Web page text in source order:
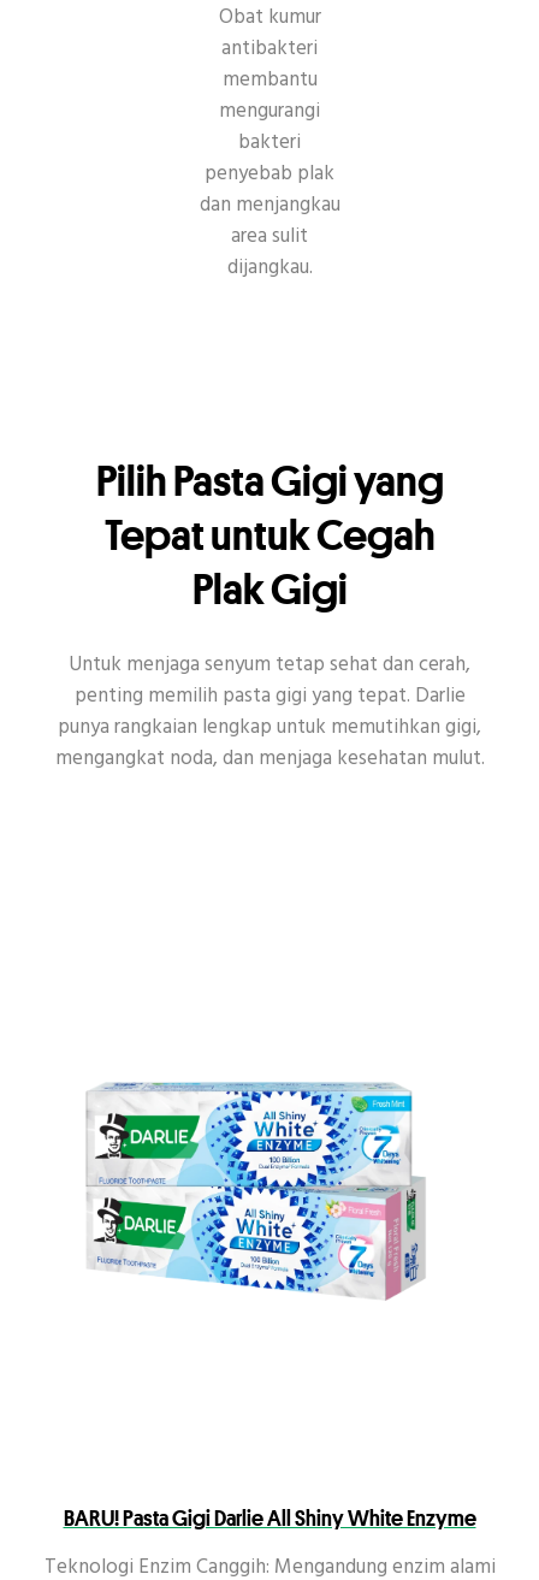
Obat kumur
antibakteri
membantu
mengurangi
bakteri
penyebab plak
dan menjangkau
area sulit
dijangkau.
Pilih Pasta Gigi yang
Tepat untuk Cegah
Plak Gigi
Untuk menjaga senyum tetap sehat dan cerah,
penting memilih pasta gigi yang tepat. Darlie
punya rangkaian lengkap untuk memutihkan gigi,
mengangkat noda, dan menjaga kesehatan mulut.
BARU! Pasta Gigi Darlie All Shiny White Enzyme
Teknologi Enzim Canggih: Mengandung enzim alami